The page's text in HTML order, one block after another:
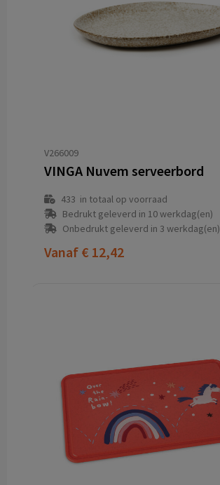
V266009
VINGA Nuvem serveerbord
433 in totaal op voorraad
Bedrukt geleverd in 10 werkdag(en)
Onbedrukt geleverd in 3 werkdag(en)
Vanaf € 12,42